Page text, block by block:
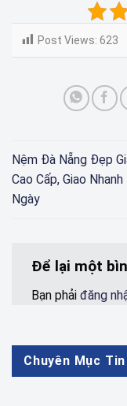
Post Views: 623
Nệm Đà Nẵng Đẹp
Cao Cấp, Giao
Ngày
Để lại một
Bạn phải đăng
Chuyên Mục